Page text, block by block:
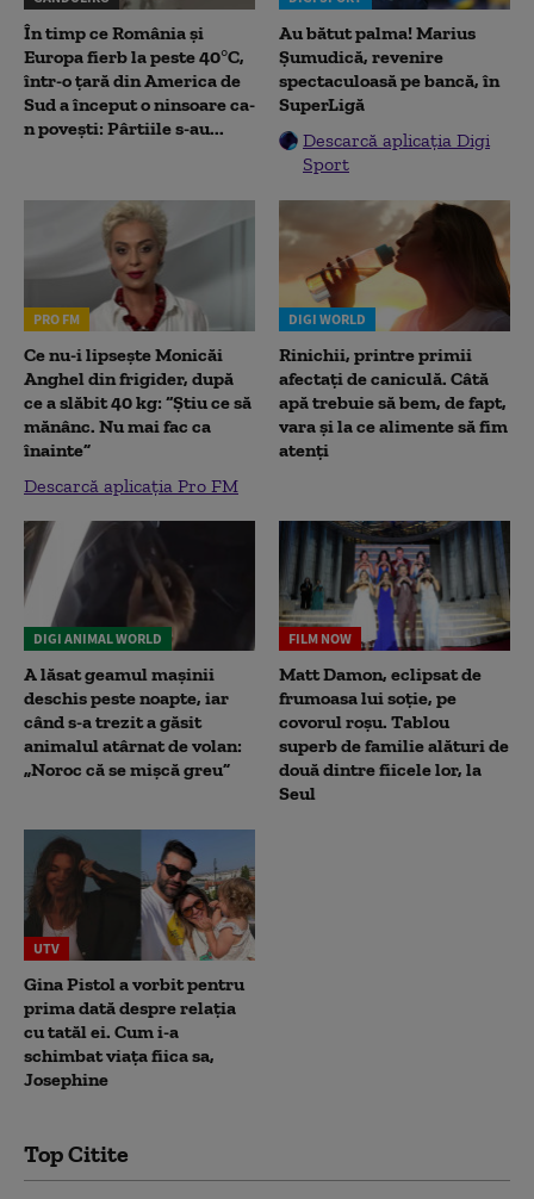
În timp ce România și
Europa fierb la peste 40°C,
într-o țară din America de
Sud a început o ninsoare ca-
n povești: Pârtiile s-au...
Au bătut palma! Marius
Șumudică, revenire
spectaculoasă pe bancă, în
SuperLigă
Descarcă aplicația Digi
Sport
PRO FM
Ce nu-i lipsește Monicăi
Anghel din frigider, după
ce a slăbit 40 kg: “Știu ce să
mănânc. Nu mai fac ca
înainte”
Descarcă aplicația Pro FM
DIGI WORLD
Rinichii, printre primii
afectați de caniculă. Câtă
apă trebuie să bem, de fapt,
vara și la ce alimente să fim
atenți
DIGI ANIMAL WORLD
A lăsat geamul mașinii
deschis peste noapte, iar
când s-a trezit a găsit
animalul atârnat de volan:
„Noroc că se mișcă greu”
FILM NOW
Matt Damon, eclipsat de
frumoasa lui soție, pe
covorul roșu. Tablou
superb de familie alături de
două dintre fiicele lor, la
Seul
UTV
Gina Pistol a vorbit pentru
prima dată despre relația
cu tatăl ei. Cum i-a
schimbat viața fiica sa,
Josephine
Top Citite